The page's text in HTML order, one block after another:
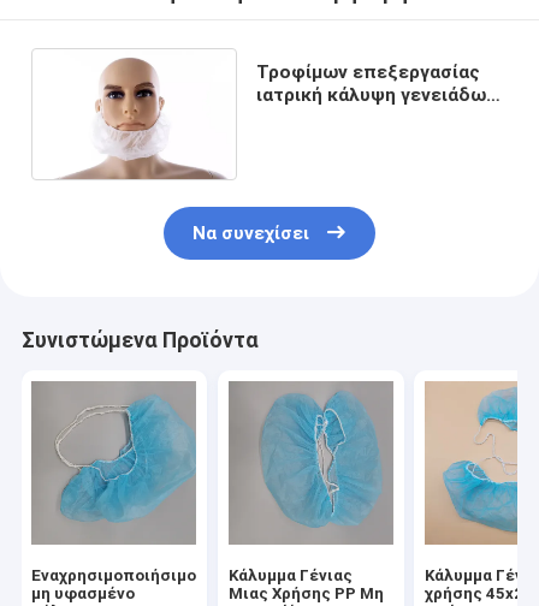
Τροφίμων επεξεργασίας
ιατρική κάλυψη γενειάδων
Να συνεχίσει
Συνιστώμενα Προϊόντα
Εναχρησιμοποιήσιμο
μη υφασμένο
Κάλυμμα Γένιας
Μιας Χρήσης PP Μη
Κάλυμμα
χρήσης